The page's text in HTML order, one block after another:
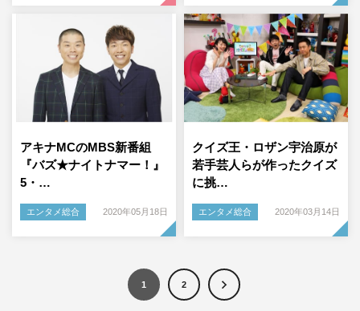
アキナMCのMBS新番組
『バズ★ナイトナマー！』
5・…
エンタメ総合 2020年05月18日
クイズ王・ロザン宇治原が
若手芸人らが作ったクイズ
に挑…
エンタメ総合 2020年03月14日
1 2